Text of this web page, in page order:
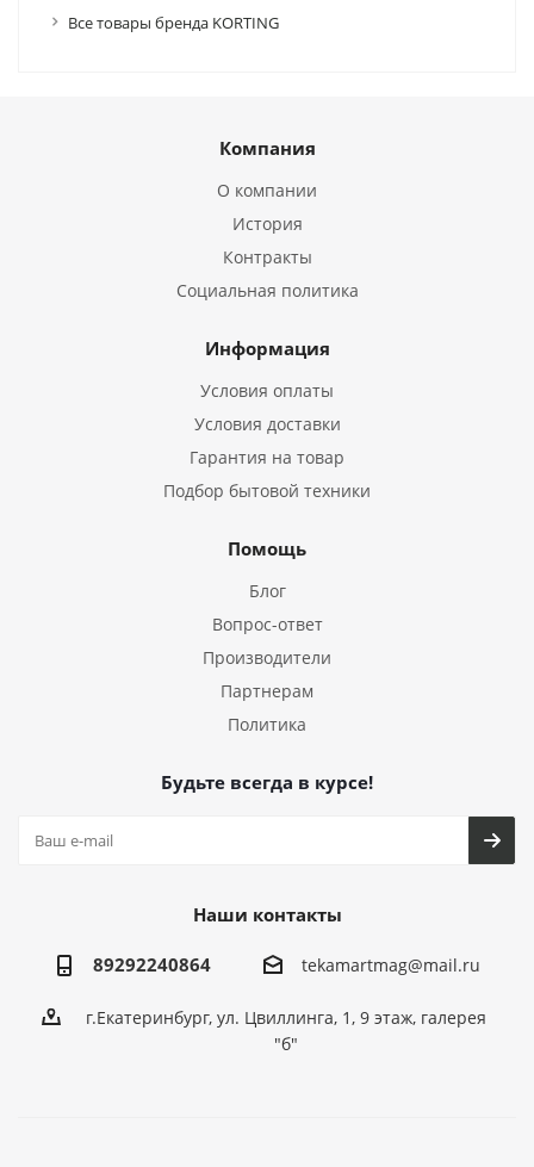
Все товары бренда KORTING
Компания
О компании
История
Контракты
Социальная политика
Информация
Условия оплаты
Условия доставки
Гарантия на товар
Подбор бытовой техники
Помощь
Блог
Вопрос-ответ
Производители
Партнерам
Политика
Будьте всегда в курсе!
Наши контакты
89292240864 tekamartmag@mail.ru
г.Екатеринбург, ул. Цвиллинга, 1, 9 этаж, галерея
"б"